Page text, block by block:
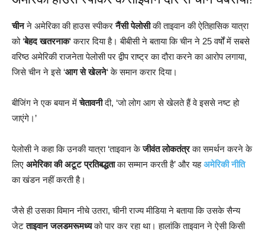
चीनने अमेरिका की हाउस स्पीकरनैंसी पेलोसीकी ताइवान की ऐतिहासिक यात्रा
को ‘बेहद खतरनाक‘ करार दिया है। बीबीसी ने बताया कि चीन ने 25 वर्षों में सबसे
वरिष्ठ अमेरिकी राजनेता पेलोसी पर द्वीप राष्ट्र का दौरा करने का आरोप लगाया,
जिसे चीन ने इसे ‘आग से खेलने‘ के समान करार दिया।
बीजिंग ने एक बयान मेंचेतावनीदी, ‘जो लोग आग से खेलते हैं वे इससे नष्ट हो
जाएंगे।’
पेलोसी ने कहा कि उनकी यात्रा ‘ताइवान केजीवंत लोकतंत्रका समर्थन करने के
लिए अमेरिका की अटूट प्रतिबद्धताका सम्मान करती है’ और यहअमेरिकी नीति
का खंडन नहीं करती है।
जैसे ही उसका विमान नीचे उतरा, चीनी राज्य मीडिया ने बताया कि उसके सैन्य
जेटताइवान जलडमरूमध्यको पार कर रहा था। हालांकि ताइवान ने ऐसी किसी